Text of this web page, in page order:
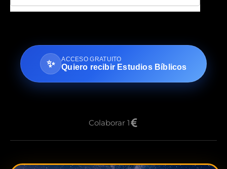
✨ ACCESO GRATUITO
Quiero recibir Estudios Bíblicos
Colaborar 1